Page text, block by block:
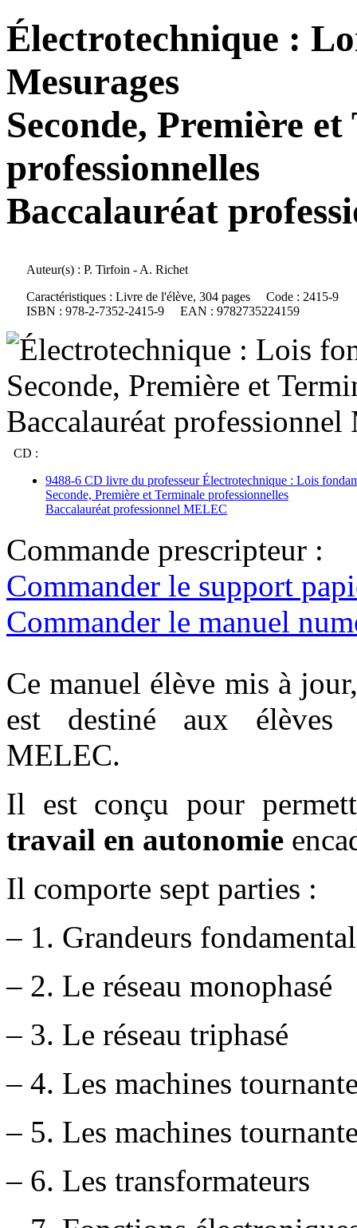
Électrotechnique :
Mesurages
Seconde, Première
professionnelles
Baccalauréat
Auteur(s) : P. Tirfoin - A. Richet
Caractéristiques : Livre de l'élève, 304 pages Code : 2415-9
ISBN : 978-2-7352-2415-9 EAN : 9782735224159
CD :
9488-6 CD livre du professeur Électrotechnique : Lois
Seconde, Première et Terminale professionnelles
Baccalauréat professionnel MELEC
Commande prescripteur :
Commander le support
Commander le manuel
Ce manuel élève mis à
est destiné aux élèves
MELEC.
Il est conçu pour
travail en autonomie
Il comporte sept parties :
– 1. Grandeurs
– 2. Le réseau monophasé
– 3. Le réseau triphasé
– 4. Les machines
– 5. Les machines
– 6. Les transformateurs